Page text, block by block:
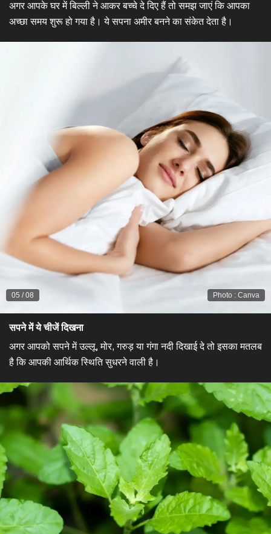
अगर आपके घर में बिल्ली ने आकर बच्चे दे दिए हैं तो समझ जाएं कि आपका
अच्छा समय शुरू हो गया है। ये सपना अमीर बनने का संकेत देता है।
Photo : Canva
05 /08
सपने में ये चीजें दिखना
अगर आपको सपने में उल्लू, मोर, गरुड़ या गंगा नदी दिखाई दे तो इसका मतलब
है कि आपकी आर्थिक स्थिति सुधरने वाली है।